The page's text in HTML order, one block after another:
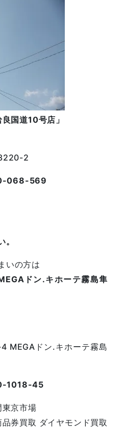
国道10号店」
2
068-569
いの方は
ドン.キホーテ霧島隼
MEGAドン.キホーテ霧島
1018-45
京市場
券買取 ダイヤモンド買取